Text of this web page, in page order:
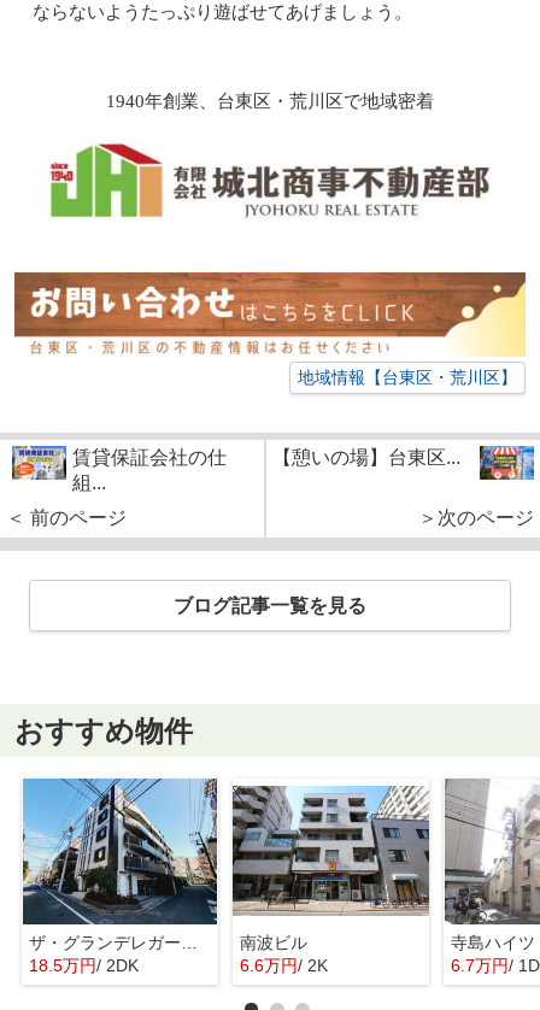
ならないようたっぷり遊ばせてあげましょう。
1940年創業、台東区・荒川区で地域密着
地域情報【台東区・荒川区】
賃貸保証会社の仕
組...
＜ 前のページ
【憩いの場】台東区...
＞次のページ
ブログ記事一覧を見る
おすすめ物件
18.5万円/ 2DK
南波ビル
6.6万円/ 2K
寺島ハイツ
6.7万円/